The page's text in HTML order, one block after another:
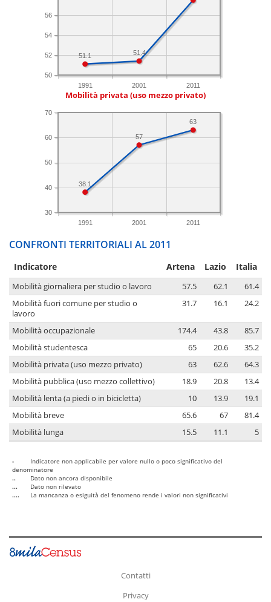
1991 2001 2011
50
52
54
56
51.4
51.1
Mobilità privata (uso mezzo privato)
1991 2001 2011
30
40
50
60
70
63
57
38.1
CONFRONTI TERRITORIALI AL 2011
Indicatore Artena Lazio Italia
Mobilità giornaliera per studio o lavoro 57.5 62.1
61.4
Mobilità fuori comune per studio o
lavoro
31.7 16.1 24.2
Mobilità occupazionale 174.4 43.8
85.7
Mobilità studentesca
65 20.6
35.2
Mobilità privata (uso mezzo privato)
63 62.6
64.3
Mobilità pubblica (uso mezzo collettivo)
18.9 20.8
13.4
Mobilità lenta (a piedi o in bicicletta)
10 13.9
19.1
Mobilità breve
65.6 67
81.4
Mobilità lunga
15.5 11.1 5
-
Indicatore non applicabile per valore nullo o poco significativo del
denominatore
..
Dato non ancora disponibile
...
Dato non rilevato
....
La mancanza o esiguità del fenomeno rende i valori non significativi
Contatti
Privacy